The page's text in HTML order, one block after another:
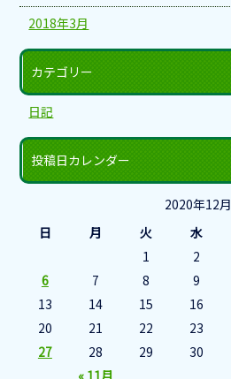
2018年3月
カテゴリー
日記
投稿日カレンダー
2020年12月
日
月 火 水
1 2
6
7 8 9
13
14 15 16
20
21 22 23
27
28 29 30